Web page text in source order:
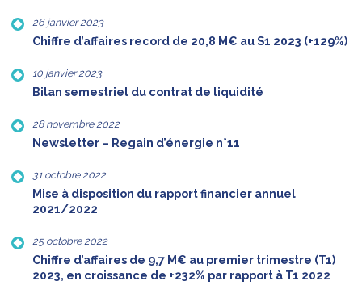
26 janvier 2023
Chiffre d’affaires record de 20,8 M€ au S1 2023 (+129%)
10 janvier 2023
Bilan semestriel du contrat de liquidité
28 novembre 2022
Newsletter – Regain d’énergie n°11
31 octobre 2022
Mise à disposition du rapport financier annuel
2021/2022
25 octobre 2022
Chiffre d’affaires de 9,7 M€ au premier trimestre (T1)
2023, en croissance de +232% par rapport à T1 2022